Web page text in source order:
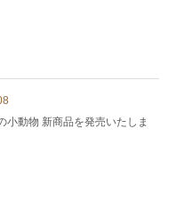
小動物 新商品を発売いたしま